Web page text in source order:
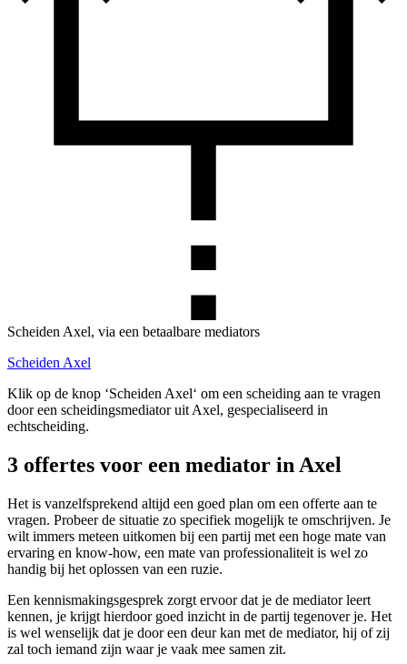
Scheiden Axel, via een betaalbare mediators
Scheiden Axel
Klik op de knop ‘Scheiden Axel‘ om een scheiding aan te vragen
door een scheidingsmediator uit Axel, gespecialiseerd in
echtscheiding.
3 offertes voor een mediator in Axel
Het is vanzelfsprekend altijd een goed plan om een offerte aan te
vragen. Probeer de situatie zo specifiek mogelijk te omschrijven. Je
wilt immers meteen uitkomen bij een partij met een hoge mate van
ervaring en know-how, een mate van professionaliteit is wel zo
handig bij het oplossen van een ruzie.
Een kennismakingsgesprek zorgt ervoor dat je de mediator leert
kennen, je krijgt hierdoor goed inzicht in de partij tegenover je. Het
is wel wenselijk dat je door een deur kan met de mediator, hij of zij
zal toch iemand zijn waar je vaak mee samen zit.